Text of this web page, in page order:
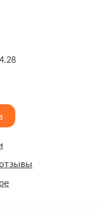
4.28